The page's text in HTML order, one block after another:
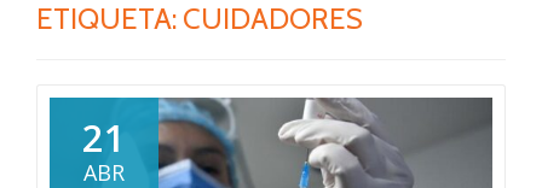
ETIQUETA: CUIDADORES
21
ABR